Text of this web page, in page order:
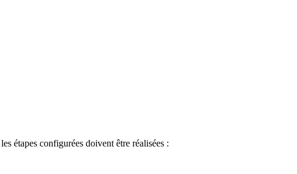
étapes configurées doivent être réalisées :